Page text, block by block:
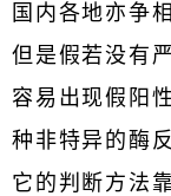
国内各地亦争
但是假若没有
容易出现假阳
种非特异的酶
它的判断方法